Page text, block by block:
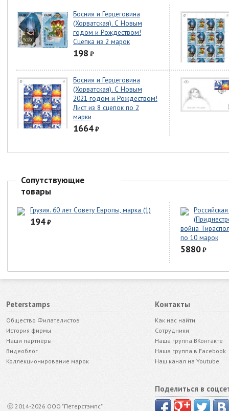
Босния и Герцеговина
(Хорватская). С Новым
годом и Рождеством!
Сцепка из 2 марок
198 ₽
Босния и Герцеговина
(Хорватская). С Новым
2021 годом и Рождеством!
Лист из 8 сцепок по 2
марки
1664₽
Сопутствующие
товары
Грузия. 60 лет Совету Европы, марка (1)
194₽
война
по 10 марок
5880₽
Peterstamps
Общество Филателистов
История фирмы
Наши партнёры
Видеоблог
Коллекционирование марок
ⓒ 2014-2026 ООО "Петерстэмпс"
Контакты
Как нас найти
Сотрудники
Наша группа ВКонтакте
Наша группа в Facebook
Наш канал на Youtube
Поделиться в